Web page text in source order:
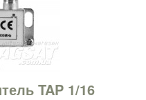
TAP 1/16